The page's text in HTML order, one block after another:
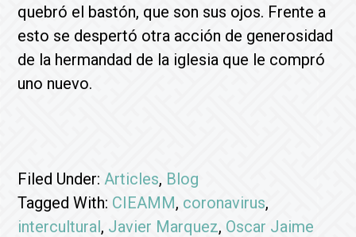
quebró el bastón, que son sus ojos. Frente a
esto se despertó otra acción de generosidad
de la hermandad de la iglesia que le compró
uno nuevo.
Filed Under:Articles, Blog
Tagged With: CIEAMM, coronavirus,
intercultural, Javier Marquez, Oscar Jaime